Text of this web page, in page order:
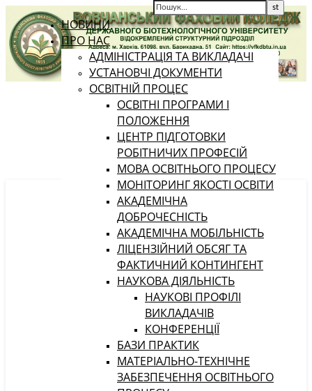
НОВИНИ
ПРО НАС
АДМІНІСТРАЦІЯ ТА ВИКЛАДАЧІ
УСТАНОВЧІ ДОКУМЕНТИ
ОСВІТНІЙ ПРОЦЕС
ОСВІТНІ ПРОГРАМИ І
ПОЛОЖЕННЯ
ЦЕНТР ПІДГОТОВКИ
РОБІТНИЧИХ ПРОФЕСІЙ
МОВА ОСВІТНЬОГО ПРОЦЕСУ
МОНІТОРИНГ ЯКОСТІ ОСВІТИ
АКАДЕМІЧНА
ДОБРОЧЕСНІСТЬ
АКАДЕМІЧНА МОБІЛЬНІСТЬ
ЛІЦЕНЗІЙНИЙ ОБСЯГ ТА
ФАКТИЧНИЙ КОНТИНГЕНТ
НАУКОВА ДІЯЛЬНІСТЬ
НАУКОВІ ПРОФІЛІ
ВИКЛАДАЧІВ
КОНФЕРЕНЦІЇ
БАЗИ ПРАКТИК
МАТЕРІАЛЬНО-ТЕХНІЧНЕ
ЗАБЕЗПЕЧЕННЯ ОСВІТНЬОГО